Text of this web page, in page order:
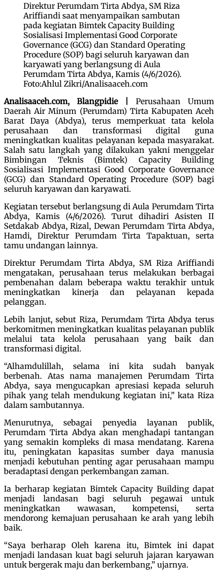
Direktur Perumdam Tirta Abdya, SM Riza
Ariffiandi saat menyampaikan sambutan
pada kegiatan Bimtek Capacity Building
Sosialisasi Implementasi Good Corporate
Governance (GCG) dan Standard Operating
Procedure (SOP) bagi seluruh karyawan dan
karyawati yang berlangsung di Aula
Perumdam Tirta Abdya, Kamis (4/6/2026).
Foto:Ahlul Zikri/Analisaaceh.com
Analisaaceh.com, Blangpidie |
Perusahaan Umum
Daerah Air Minum (Perumdam) Tirta Kabupaten Aceh
Barat Daya (Abdya), terus memperkuat tata kelola
perusahaan dan transformasi digital guna
meningkatkan kualitas pelayanan kepada masyarakat.
Salah satu langkah yang dilakukan yakni menggelar
Bimbingan Teknis (Bimtek) Capacity Building
Sosialisasi Implementasi Good Corporate Governance
(GCG) dan Standard Operating Procedure (SOP) bagi
seluruh karyawan dan karyawati.
Kegiatan tersebut berlangsung di Aula Perumdam Tirta
Abdya, Kamis (4/6/2026). Turut dihadiri Asisten II
Setdakab Abdya, Rizal, Dewan Perumdam Tirta Abdya,
Hamdi, Direktur Perumdam Tirta Tapaktuan, serta
tamu undangan lainnya.
Direktur Perumdam Tirta Abdya, SM Riza Ariffiandi
mengatakan, perusahaan terus melakukan berbagai
pembenahan dalam beberapa waktu terakhir untuk
meningkatkan kinerja dan pelayanan kepada
pelanggan.
Lebih lanjut, sebut Riza, Perumdam Tirta Abdya terus
berkomitmen meningkatkan kualitas pelayanan publik
melalui tata kelola perusahaan yang baik dan
transformasi digital.
“Alhamdulillah, selama ini kita sudah banyak
berbenah. Atas nama manajemen Perumdam Tirta
Abdya, saya mengucapkan apresiasi kepada seluruh
pihak yang telah mendukung kegiatan ini,” kata Riza
dalam sambutannya.
Menurutnya, sebagai penyedia layanan publik,
Perumdam Tirta Abdya akan menghadapi tantangan
yang semakin kompleks di masa mendatang. Karena
itu, peningkatan kapasitas sumber daya manusia
menjadi kebutuhan penting agar perusahaan mampu
beradaptasi dengan perkembangan zaman.
Ia berharap kegiatan Bimtek Capacity Building dapat
menjadi landasan bagi seluruh pegawai untuk
meningkatkan wawasan, kompetensi, serta
mendorong kemajuan perusahaan ke arah yang lebih
baik.
“Saya berharap Oleh karena itu, Bimtek ini dapat
menjadi landasan kuat bagi seluruh jajaran karyawan
untuk bergerak maju dan berkembang,” ujarnya.